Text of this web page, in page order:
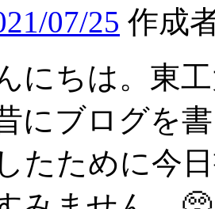
07/25 作成
にちは。東
にブログを
たために今